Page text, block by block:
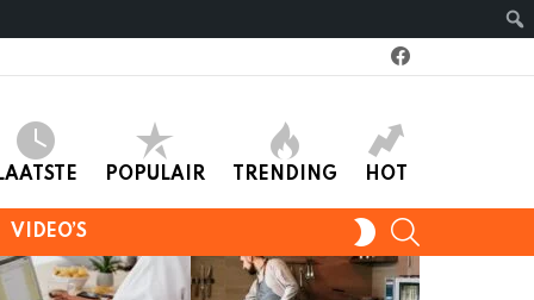
POPULAIR TRENDING HOT
VIDEO’S
SWITCH
SKIN